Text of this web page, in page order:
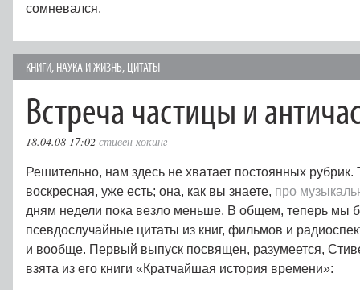
сомневался.
КНИГИ, НАУКА И ЖИЗНЬ, ЦИТАТЫ
Встреча частицы и
18.04.08 17:02 стивен хокинг
Решительно, нам здесь не хватает постоянных рубрик.
воскресная, уже есть; она, как вы знаете, про
дням недели пока везло меньше. В общем, теперь мы
псевдослучайные цитаты из книг, фильмов и
и вообще. Первый выпуск посвящен, разумеется,
взята из его книги «Кратчайшая история времени»: